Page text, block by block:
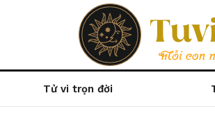
Tử vi trọn đời